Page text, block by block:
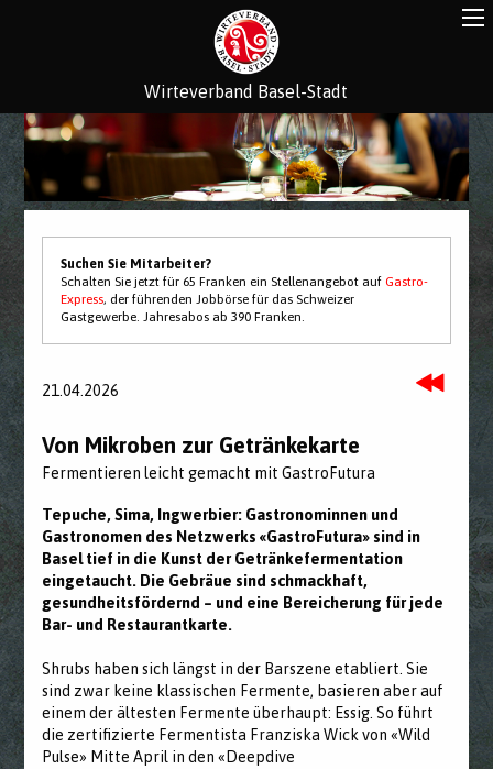
Wirteverband Basel-Stadt
Suchen Sie Mitarbeiter?
Schalten Sie jetzt für 65 Franken ein Stellenangebot aufGastro-
Express, der führenden Jobbörse für das Schweizer
Gastgewerbe. Jahresabos ab 390 Franken.
21.04.2026
Von Mikroben zur Getränkekarte
Fermentieren leicht gemacht mit GastroFutura
Tepuche, Sima, Ingwerbier: Gastronominnen und
Gastronomen des Netzwerks «GastroFutura» sind in
Basel tief in die Kunst der Getränkefermentation
eingetaucht. Die Gebräue sind schmackhaft,
gesundheitsfördernd – und eine Bereicherung für jede
Bar- und Restaurantkarte.
Shrubs haben sich längst in der Barszene etabliert. Sie
sind zwar keine klassischen Fermente, basieren aber auf
einem der ältesten Fermente überhaupt: Essig. So führt
die zertifizierte Fermentista Franziska Wick von «Wild
Pulse» Mitte April in den «Deepdive